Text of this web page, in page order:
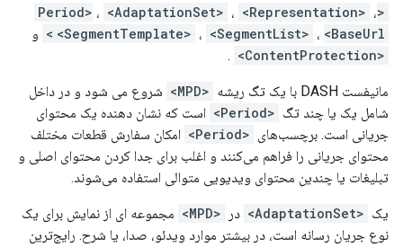
<Period>
، <AdaptationSet> ، <Representation> ،
<SegmentTemplate> ، <SegmentList> ، <BaseUrl>
و
<ContentProtection>
.
مانیفست DASH با یک تگ ریشه <MPD>
شروع می شود و در داخل
شامل یک یا چند تگ <Period>
است که نشان دهنده یک محتوای
جریانی است. برچسب‌های <Period>
امکان سفارش قطعات مختلف
محتوای جریانی را فراهم می‌کنند و اغلب برای جدا کردن محتوای اصلی و
تبلیغات یا چندین محتوای ویدیویی متوالی استفاده می‌شوند.
یک <AdaptationSet> در <MPD>
مجموعه ای از نمایش برای یک
نوع جریان رسانه است، در بیشتر موارد ویدئو، صدا، یا شرح. رایج‌ترین